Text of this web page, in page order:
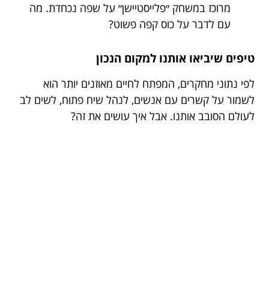
מרוכז במשחק ״פלייסטיישן״ על שפה נכחדת. מה
עם לדבר על כוס קפה פשוט?
טיפים שיביאו אותנו למקום הנכון
לפי נתוני מחקרים, המפתח לחיים מאוזנים יותר הוא
לשמור על קשרים עם אנשים, לנהל שיח פתוח, לשים לב
לעולם הסובב אותנו. אבל איך עושים את זה?